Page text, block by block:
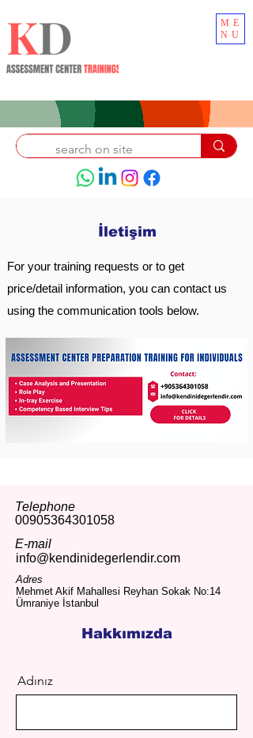
ME
NU
İletişim
For your training requests or to get
price/detail information, you can contact us
using the communication tools below.
Telephone
00905364301058
E-mail
info@kendinidegerlendir.com
Adres
Mehmet Akif Mahallesi Reyhan Sokak No:14
Ümraniye İstanbul
Hakkımızda
Adınız